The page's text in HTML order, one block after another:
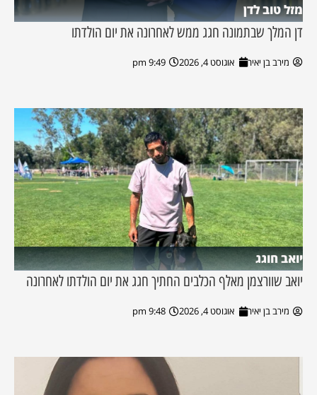
מזל טוב לדן
דן המלך שבתמונה חגג ממש לאחרונה את יום הולדתו
מירב בן יאיר אוגוסט 4, 2026 9:49 pm
יואב חוגג
יואב שוורצמן מאלף הכלבים החתיך חגג את יום הולדתו לאחרונה
מירב בן יאיר אוגוסט 4, 2026 9:48 pm